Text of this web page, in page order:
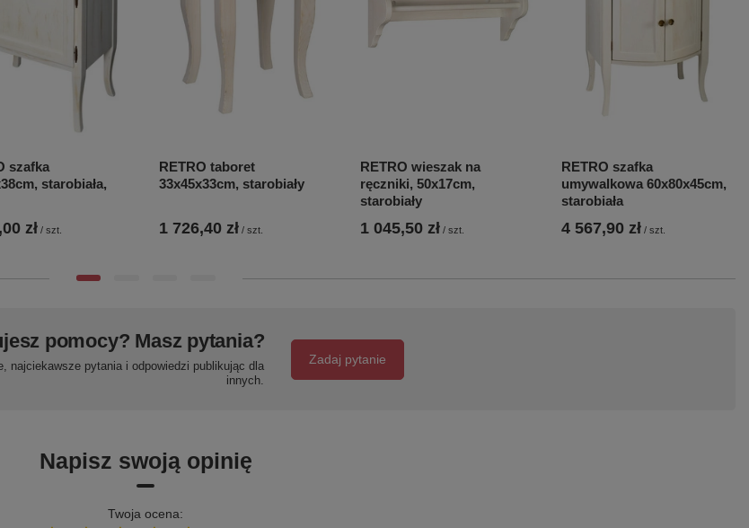
szafka
starobiała,
zł / szt.
RETRO taboret
33x45x33cm, starobiały
1 726,40 zł / szt.
RETRO wieszak na
ręczniki, 50x17cm,
starobiały
1 045,50 zł / szt.
RETRO szafka
umywalkowa 60x80x45cm,
starobiała
4 567,90 zł / szt.
pomocy? Masz pytania?
najciekawsze pytania i odpowiedzi publikując dla
innych.
Zadaj pytanie
Napisz swoją opinię
Twoja ocena: